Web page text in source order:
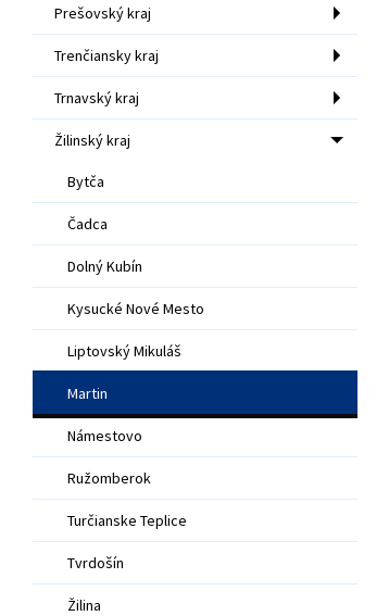
Prešovský kraj
Trenčiansky kraj
Trnavský kraj
Žilinský kraj
Bytča
Čadca
Dolný Kubín
Kysucké Nové Mesto
Liptovský Mikuláš
Martin
Námestovo
Ružomberok
Turčianske Teplice
Tvrdošín
Žilina